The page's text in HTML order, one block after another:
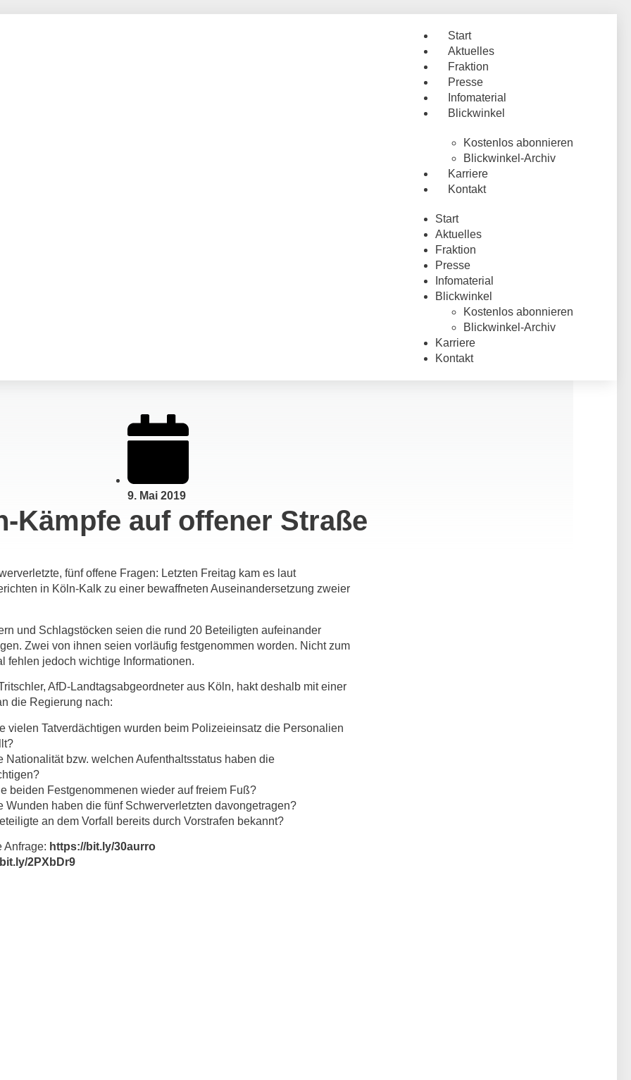
Start
Aktuelles
Fraktion
Presse
Infomaterial
Blickwinkel
Kostenlos abonnieren
Blickwinkel-Archiv
Karriere
Kontakt
Start
Aktuelles
Fraktion
Presse
Infomaterial
Blickwinkel
Kostenlos abonnieren
Blickwinkel-Archiv
Karriere
Kontakt
9. Mai 2019
Kämpfe auf offener Straße
fünf offene Fragen: Letzten Freitag kam es laut
in Köln-Kalk zu einer bewaffneten Auseinandersetzung zweier
und Schlagstöcken seien die rund 20 Beteiligten aufeinander
Zwei von ihnen seien vorläufig festgenommen worden. Nicht zum
fehlen jedoch wichtige Informationen.
AfD-Landtagsabgeordneter aus Köln, hakt deshalb mit einer
die Regierung nach:
vielen Tatverdächtigen wurden beim Polizeieinsatz die Personalien
Nationalität bzw. welchen Aufenthaltsstatus haben die
beiden Festgenommenen wieder auf freiem Fuß?
Wunden haben die fünf Schwerverletzten davongetragen?
an dem Vorfall bereits durch Vorstrafen bekannt?
Anfrage: https://bit.ly/30aurro
2PXbDr9